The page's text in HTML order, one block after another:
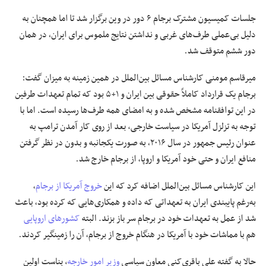
جلسات کمیسیون مشترک برجام ۶ دور در وین برگزار شد تا اما همچنان به
دلیل بی‌عملی طرف‌های غربی و نداشتن نتایج ملموس برای ایران، در همان
دور ششم متوقف شد.
میرقاسم مومنی کارشناس مسائل بین‌الملل در همین زمینه به میزان گفت:
برجام یک قرارداد کاملاً حقوقی بین ایران و ۱+۵ بود که تمام تعهدات طرفین
در این توافقنامه مشخص شده و به امضای همه طرف‌ها رسیده است. اما با
توجه به تزلزل آمریکا در سیاست خارجی، بعد از روی کار آمدن ترامپ به
عنوان رئیس جمهور در سال ۲۰۱۶، به صورت یکجانبه و بدون در نظر گرفتن
منافع ایران و حتی خود آمریکا و اروپا، از برجام خارج شد.
این کارشناس مسائل بین‌الملل اضافه کرد که اینخروج آمریکا از برجام،
به‌رغم پایبندی ایران به تعهداتی که داده و همکاری‌هایی که کرده بود، باعث
شد از عمل به تعهدات خود در برجام سر باز بزند. البتهکشورهای اروپایی
هم با مماشات خود با آمریکا در هنگام خروج از برجام، آن را زمینگیر کردند.
حالا به گفته علی باقری‌کنی معاون سیاسیوزیر امور خارجه، بناست اولین